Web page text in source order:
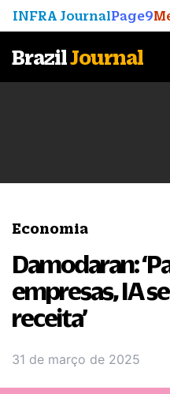
INFRA JournalPage9
BrazilJournal
Economia
Damodaran:
empresas, IA
receita’
31 de março de 2025